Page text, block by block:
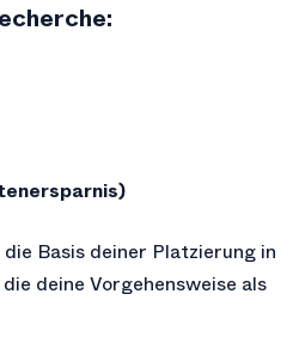
Basis deiner Platzierung in
deine Vorgehensweise als